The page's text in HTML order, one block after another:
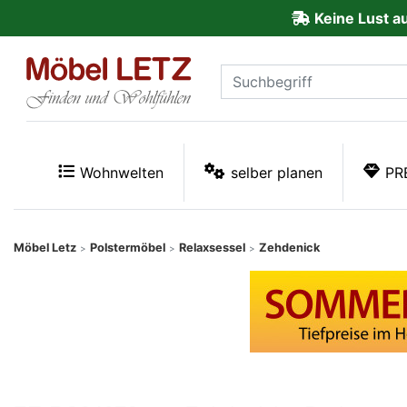
Keine Lust
Wohnwelten selber planen
Möbel Letz > Polstermöbel > Relaxsessel > Zehdenick
Kundenmeinungen
PREMIUM
Schnell